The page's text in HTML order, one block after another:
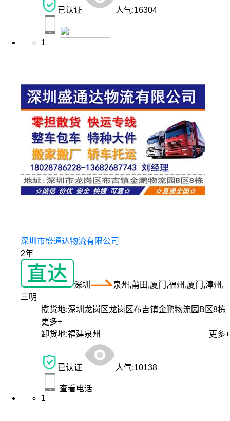
已认证 人气:16304
1
深圳市盛通达物流有限公司
2年
深圳
泉州,莆田,厦门,福州,厦门,漳州,
三明
揽货地:深圳龙岗区龙岗区布吉镇金鹏物流园B区8栋
更多+
卸货地:福建泉州 更多+
已认证 人气:10138
查看电话
1